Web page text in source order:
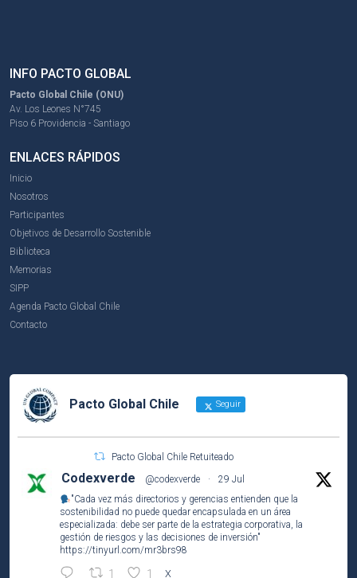
INFO PACTO GLOBAL
Pacto Global Chile (ONU)
Av. Los Leones N°745
Piso 6 Providencia - Santiago
ENLACES RÁPIDOS
Inicio
Nosotros
Participantes
Objetivos de Desarrollo Sostenible
Biblioteca
Memorias
SIPP
Agenda Pacto Global Chile
Contacto
Pacto Global Chile Seguir
Pacto Global Chile Retuiteado
Codexverde @codexverde ·
29 Jul
"Cada vez más directorios y gerencias entienden que la
sostenibilidad no puede quedar encapsulada en un área
especializada: debe ser parte de la estrategia corporativa, la
gestión de riesgos y las decisiones de inversión"
https://tinyurl.com/mr3brs98
1 1 X